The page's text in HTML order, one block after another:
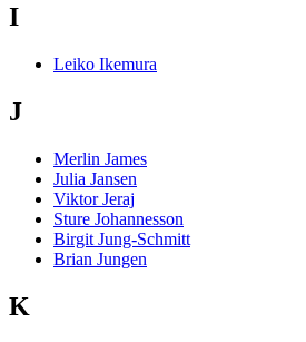
I
Leiko Ikemura
J
Merlin James
Julia Jansen
Viktor Jeraj
Sture Johannesson
Birgit Jung-Schmitt
Brian Jungen
K